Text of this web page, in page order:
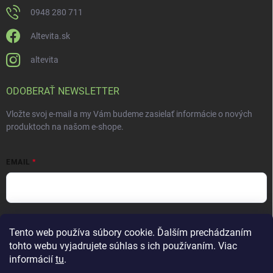
Tento web používa súbory cookie. Ďalším prechádzaním
tohto webu vyjadrujete súhlas s ich používaním. Viac
informácií tu.
0948 280 711
Altevita.sk
altevita
ODOBERAŤ NEWSLETTER
Vložte svoj e-mail a my Vám budeme zasielať informácie o nových
produktoch na našom e-shope.
EMAIL
Prihlásiť sa